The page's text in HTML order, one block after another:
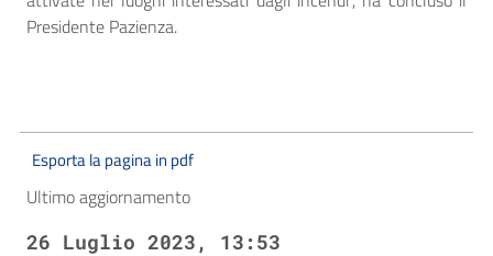
Presidente Pazienza.
Esporta la pagina in pdf
Ultimo aggiornamento
26 Luglio 2023, 13:53